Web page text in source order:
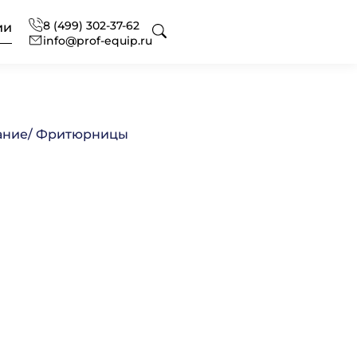
8 (499) 302-37-62
info@prof-equip.ru
/ Фритюрницы